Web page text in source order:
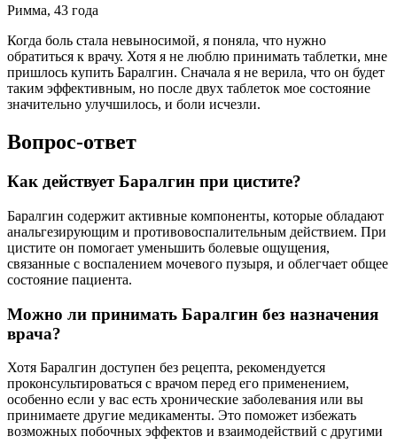
Римма, 43 года
Когда боль стала невыносимой, я поняла, что нужно
обратиться к врачу. Хотя я не люблю принимать таблетки, мне
пришлось купить Баралгин. Сначала я не верила, что он будет
таким эффективным, но после двух таблеток мое состояние
значительно улучшилось, и боли исчезли.
Вопрос-ответ
Как действует Баралгин при цистите?
Баралгин содержит активные компоненты, которые обладают
анальгезирующим и противовоспалительным действием. При
цистите он помогает уменьшить болевые ощущения,
связанные с воспалением мочевого пузыря, и облегчает общее
состояние пациента.
Можно ли принимать Баралгин без назначения
врача?
Хотя Баралгин доступен без рецепта, рекомендуется
проконсультироваться с врачом перед его применением,
особенно если у вас есть хронические заболевания или вы
принимаете другие медикаменты. Это поможет избежать
возможных побочных эффектов и взаимодействий с другими